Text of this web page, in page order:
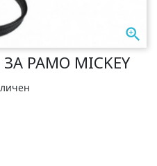

РАМО MICKEY